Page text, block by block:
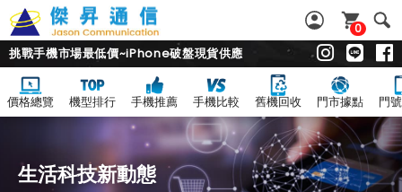
0
挑戰手機市場最低價~iPhone破盤現貨供應
價格總覽 機型排行 手機推薦 手機比較 舊機回收 門市據點 門
生活科技新動態